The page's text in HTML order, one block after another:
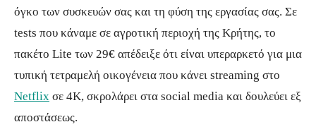
όγκο των συσκευών σας και τη φύση της εργασίας σας. Σε
tests που κάναμε σε αγροτική περιοχή της Κρήτης, το
πακέτο Lite των 29€ απέδειξε ότι είναι υπεραρκετό για μια
τυπική τετραμελή οικογένεια που κάνει streaming στο
Netflix σε 4K, σκρολάρει στα social media και δουλεύει εξ
αποστάσεως.